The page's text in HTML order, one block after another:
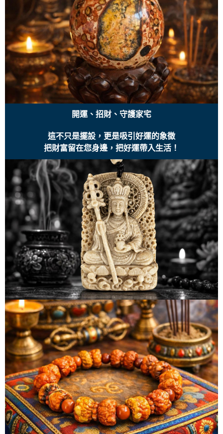
開運、招財、守護家宅
這不只是擺設，更是吸引好運的象徵
把財富留在您身邊，把好運帶入生活！